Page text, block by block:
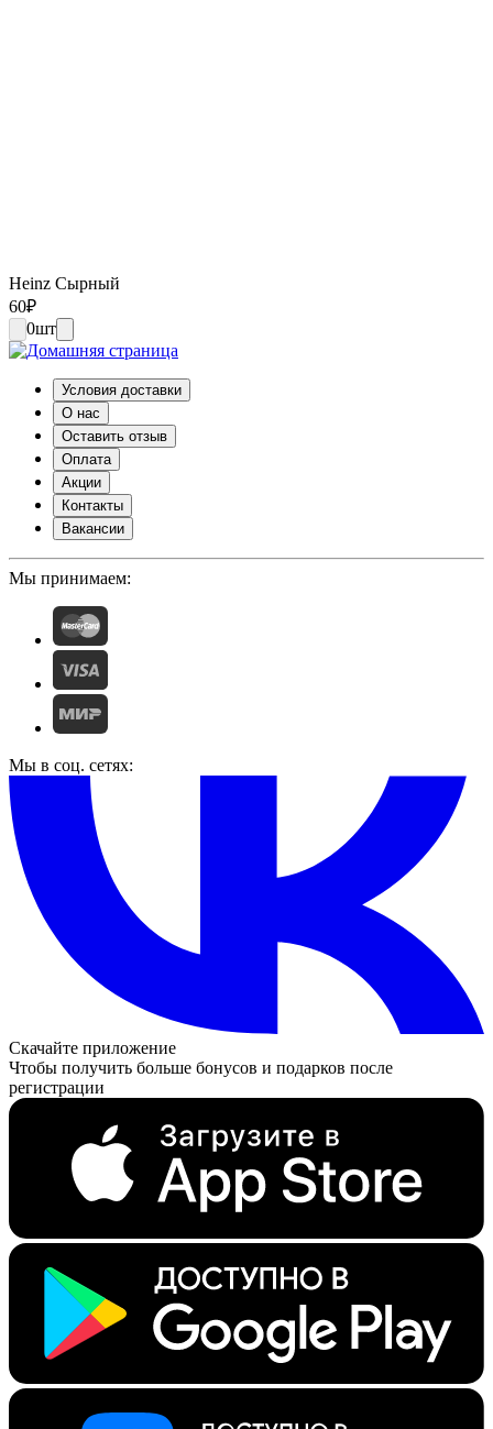
Heinz Сырный
60₽
0шт
Условия доставки
О нас
Оставить отзыв
Оплата
Акции
Контакты
Вакансии
Мы принимаем:
Мы в соц. сетях:
Скачайте приложение
Чтобы получить больше бонусов и подарков после
регистрации